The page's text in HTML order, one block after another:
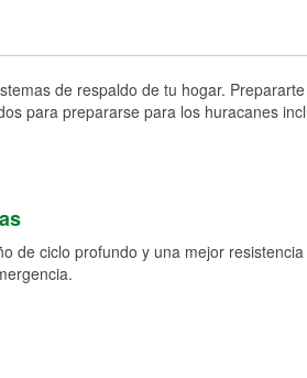
Conoce
de respaldo de tu hogar.
para prepararse para los huracanes
de ciclo profundo y una mejor